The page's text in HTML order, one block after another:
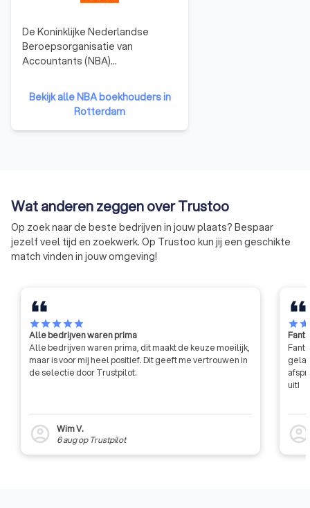
De Koninklijke Nederlandse
Beroepsorganisatie van
Accountants (NBA)
in Nederland en biedt hen
ondersteuning op het gebied van
opleiding en ontwikkeling. Een
accountant heeft een hogere
accountants vaker adviserende
en leidinggevende rollen
vervullen. Accountants die zijn
aangesloten bij de NBA zijn
opgeleid volgens strikte
en gedragsrichtlijnen die zijn
vastgesteld door deze
organisatie. Hierdoor krijg je te
maken met een betrouwbare en
professionele dienstverlener die
kennis heeft van uiteenlopende
Bekijk alle NBA boekhouders in
Rotterdam
Wat anderen zeggen over Trustoo
Op zoek naar de beste bedrijven in jouw plaats? Bespaar
jezelf veel tijd en zoekwerk. Op Trustoo kun jij een geschikte
match vinden in jouw omgeving!
starstarstarstarstar
Alle bedrijven waren prima
Alle bedrijven waren prima, dit maakt de keuze moeilijk,
maar is voor mij heel positief. Dit geeft me vertrouwen in
de selectie door Trustpilot.
account_circle
Wim V.
6 augop Trustpilot
starstar
uit!
account_circle